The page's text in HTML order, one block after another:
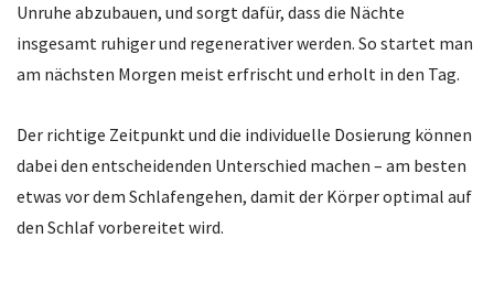
Unruhe abzubauen, und sorgt dafür, dass die Nächte
insgesamt ruhiger und regenerativer werden. So startet man
am nächsten Morgen meist erfrischt und erholt in den Tag.
Der richtige Zeitpunkt und die individuelle Dosierung können
dabei den entscheidenden Unterschied machen – am besten
etwas vor dem Schlafengehen, damit der Körper optimal auf
den Schlaf vorbereitet wird.